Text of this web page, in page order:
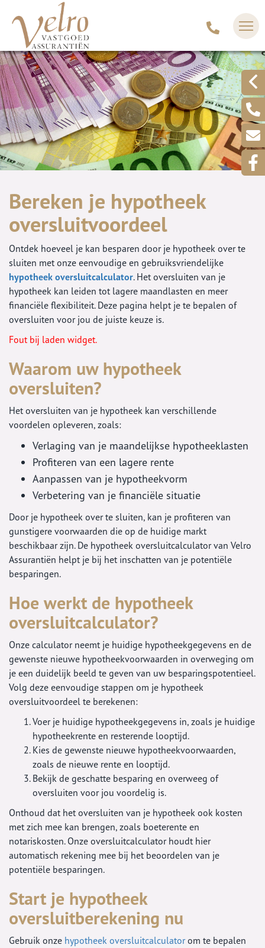
Bereken je hypotheek
oversluitvoordeel
Ontdek hoeveel je kan besparen door je hypotheek over te
sluiten met onze eenvoudige en gebruiksvriendelijke
hypotheek oversluitcalculator. Het oversluiten van je
hypotheek kan leiden tot lagere maandlasten en meer
financiële flexibiliteit. Deze pagina helpt je te bepalen of
oversluiten voor jou de juiste keuze is.
Fout bij laden widget.
Waarom uw hypotheek
oversluiten?
Het oversluiten van je hypotheek kan verschillende
voordelen opleveren, zoals:
Verlaging van je maandelijkse hypotheeklasten
Profiteren van een lagere rente
Aanpassen van je hypotheekvorm
Verbetering van je financiële situatie
Door je hypotheek over te sluiten, kan je profiteren van
gunstigere voorwaarden die op de huidige markt
beschikbaar zijn. De hypotheek oversluitcalculator van Velro
Assurantiën helpt je bij het inschatten van je potentiële
besparingen.
Hoe werkt de hypotheek
oversluitcalculator?
Onze calculator neemt je huidige hypotheekgegevens en de
gewenste nieuwe hypotheekvoorwaarden in overweging om
je een duidelijk beeld te geven van uw besparingspotentieel.
Volg deze eenvoudige stappen om je hypotheek
oversluitvoordeel te berekenen:
Voer je huidige hypotheekgegevens in, zoals je huidige
hypotheekrente en resterende looptijd.
Kies de gewenste nieuwe hypotheekvoorwaarden,
zoals de nieuwe rente en looptijd.
Bekijk de geschatte besparing en overweeg of
oversluiten voor jou voordelig is.
Onthoud dat het oversluiten van je hypotheek ook kosten
met zich mee kan brengen, zoals boeterente en
notariskosten. Onze oversluitcalculator houdt hier
automatisch rekening mee bij het beoordelen van je
potentiële besparingen.
Start je hypotheek
oversluitberekening nu
Gebruik onze hypotheek oversluitcalculatorom te bepalen